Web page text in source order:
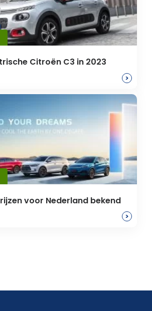
Citroën C3 in 2023
>
voor Nederland bekend
>